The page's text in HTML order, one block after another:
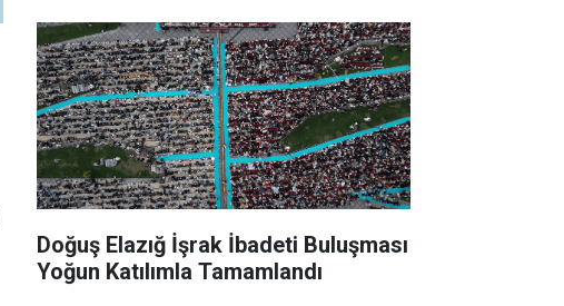
Doğuş Elazığ İşrak İbadeti Buluşması
Yoğun Katılımla Tamamlandı